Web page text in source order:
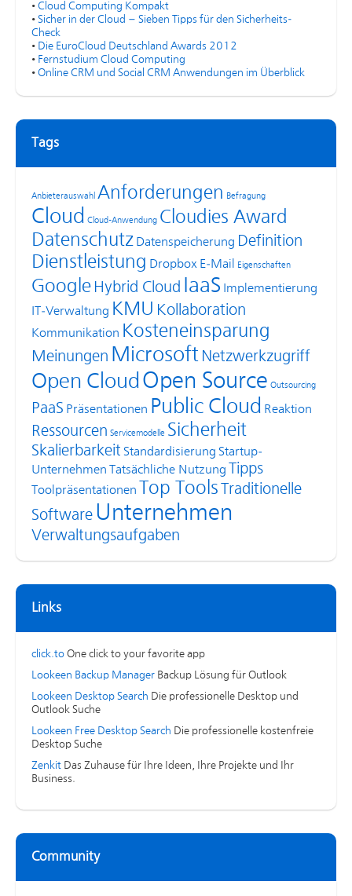
• Cloud Computing Kompakt
• Sicher in der Cloud – Sieben Tipps für den Sicherheits-
Check
• Die EuroCloud Deutschland Awards 2012
• Fernstudium Cloud Computing
• Online CRM und Social CRM Anwendungen im Überblick
Tags
Anbieterauswahl Anforderungen Befragung
Cloud Cloud-Anwendung Cloudies Award
Datenschutz Datenspeicherung Definition
Dienstleistung Dropbox E-Mail Eigenschaften
Google Hybrid Cloud IaaS Implementierung
IT-Verwaltung KMU Kollaboration
Kommunikation Kosteneinsparung
Meinungen Microsoft Netzwerkzugriff
Open CloudOpen Source Outsourcing
PaaS Präsentationen Public Cloud Reaktion
Ressourcen Servicemodelle Sicherheit
Skalierbarkeit Standardisierung Startup-
Unternehmen Tatsächliche Nutzung Tipps
Toolpräsentationen Top Tools
Traditionelle
Software Unternehmen
Verwaltungsaufgaben
Links
click.to One click to your favorite app
Lookeen Backup Manager Backup Lösung für Outlook
Lookeen Desktop Search Die professionelle Desktop und
Outlook Suche
Lookeen Free Desktop Search Die professionelle kostenfreie
Desktop Suche
Zenkit Das Zuhause für Ihre Ideen, Ihre Projekte und Ihr
Business.
Community